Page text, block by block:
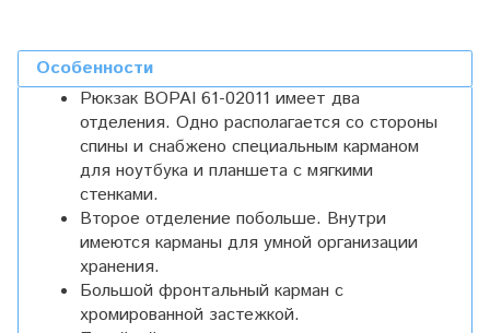
Особенности
Рюкзак BOPAI 61-02011 имеет два
отделения. Одно располагается со стороны
спины и снабжено специальным карманом
для ноутбука и планшета с мягкими
стенками.
Второе отделение побольше. Внутри
имеются карманы для умной организации
хранения.
Большой фронтальный карман с
хромированной застежкой.